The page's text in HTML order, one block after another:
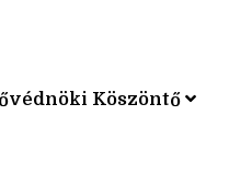
Köszöntő